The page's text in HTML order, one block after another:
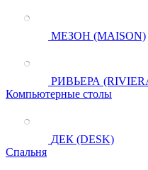
МЕЗОН (MAISON)
РИВЬЕРА
Компьютерные столы
ДЕК (DESK)
Спальня